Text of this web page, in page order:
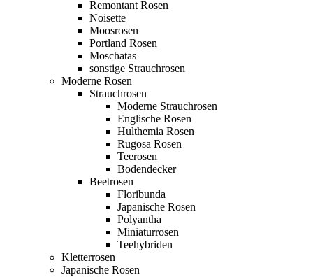
Remontant Rosen
Noisette
Moosrosen
Portland Rosen
Moschatas
sonstige Strauchrosen
Moderne Rosen
Strauchrosen
Moderne Strauchrosen
Englische Rosen
Hulthemia Rosen
Rugosa Rosen
Teerosen
Bodendecker
Beetrosen
Floribunda
Japanische Rosen
Polyantha
Miniaturrosen
Teehybriden
Kletterrosen
Japanische Rosen